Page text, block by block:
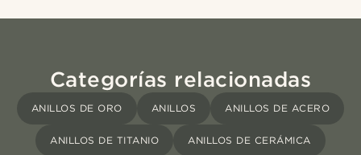
Categorías relacionadas
ANILLOS DE ORO ANILLOS ANILLOS DE ACERO
ANILLOS DE TITANIO ANILLOS DE CERÁMICA